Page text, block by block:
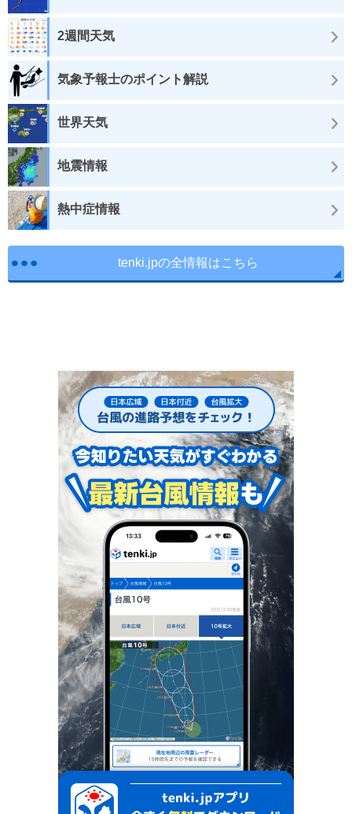
2週間天気
気象予報士のポイント解説
世界天気
地震情報
熱中症情報
tenki.jpの全情報はこちら